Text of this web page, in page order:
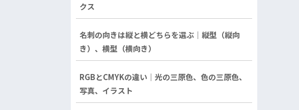
クス
名刺の向きは縦と横どちらを選ぶ｜縦型（縦向
き）、横型（横向き）
RGBとCMYKの違い｜光の三原色、色の三原色、
写真、イラスト